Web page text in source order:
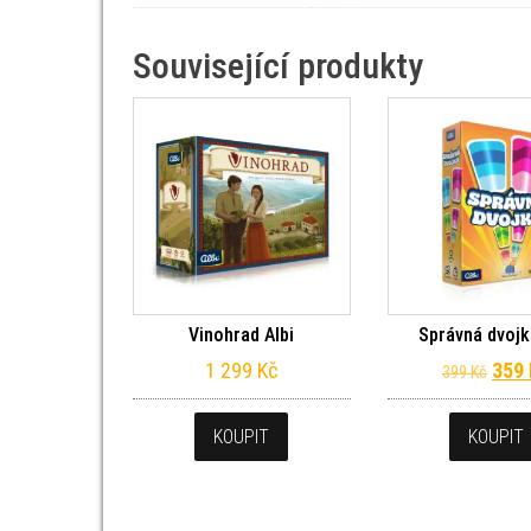
Související produkty
Vinohrad Albi
1 299 Kč
KOUPIT
Správná
399Kč 359
KOUPIT